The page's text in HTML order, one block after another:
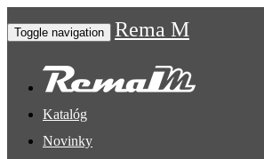
Toggle navigation Rema M
Katalóg
Novinky